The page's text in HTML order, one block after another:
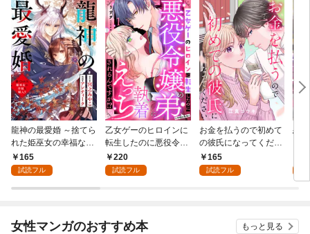
龍神の最愛婚 ～捨てら
れた姫巫女の幸福な嫁
入り～: 1
165
試読フル
乙女ゲーのヒロインに
転生したのに悪役令嬢
の弟（攻略対象外）に
執着えっちされるんで
220
試読フル
お金を払うので初めて
の彼氏になってくださ
い: 1
165
試読フル
恋
女性マンガのおすすめ本 もっと見る